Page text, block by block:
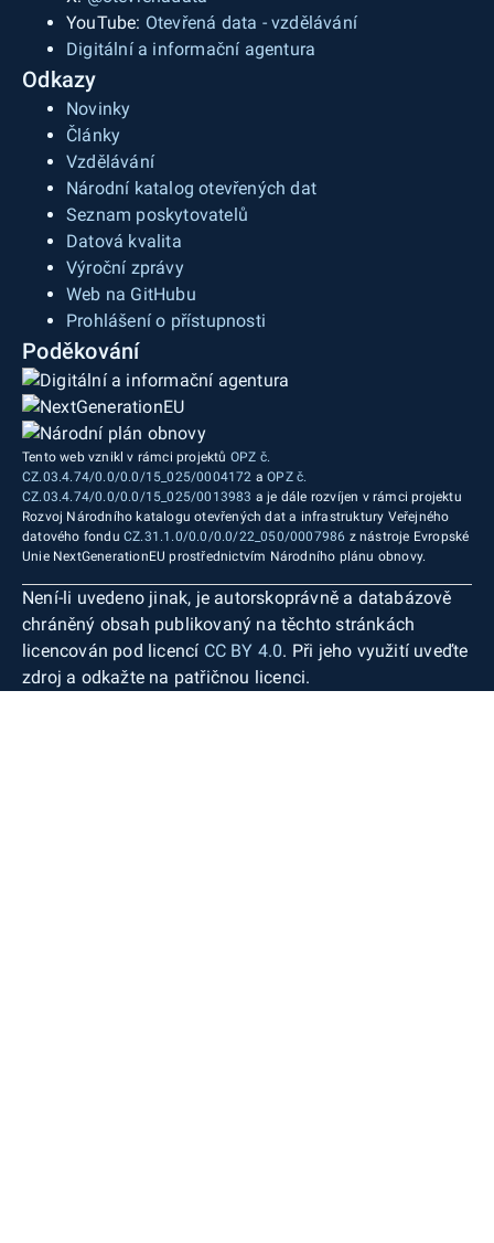
YouTube: Otevřená data - vzdělávání
Digitální a informační agentura
Odkazy
Novinky
Články
Vzdělávání
Národní katalog otevřených dat
Seznam poskytovatelů
Datová kvalita
Výroční zprávy
Web na GitHubu
Prohlášení o přístupnosti
Poděkování
Tento web vznikl v rámci projektů OPZ č.
CZ.03.4.74/0.0/0.0/15_025/0004172 aOPZ č.
CZ.03.4.74/0.0/0.0/15_025/0013983 a je dále rozvíjen v rámci projektu
Rozvoj Národního katalogu otevřených dat a infrastruktury Veřejného
datového fondu CZ.31.1.0/0.0/0.0/22_050/0007986 z nástroje Evropské
Unie NextGenerationEU prostřednictvím Národního plánu obnovy.
Není-li uvedeno jinak, je autorskoprávně a databázově
chráněný obsah publikovaný na těchto stránkách
licencován pod licencí CC BY 4.0. Při jeho využití uveďte
zdroj a odkažte na patřičnou licenci.